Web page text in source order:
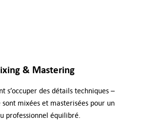
& Mastering
s’occuper des détails techniques –
mixées et masterisées pour un
professionnel équilibré.